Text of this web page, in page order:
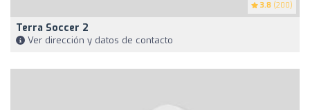
3.8 (200)
Terra Soccer 2
Ver dirección y datos de contacto